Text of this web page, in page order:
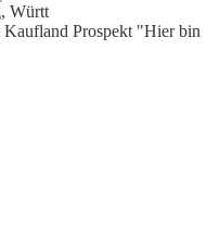
Württ
Prospekt "Hier bin